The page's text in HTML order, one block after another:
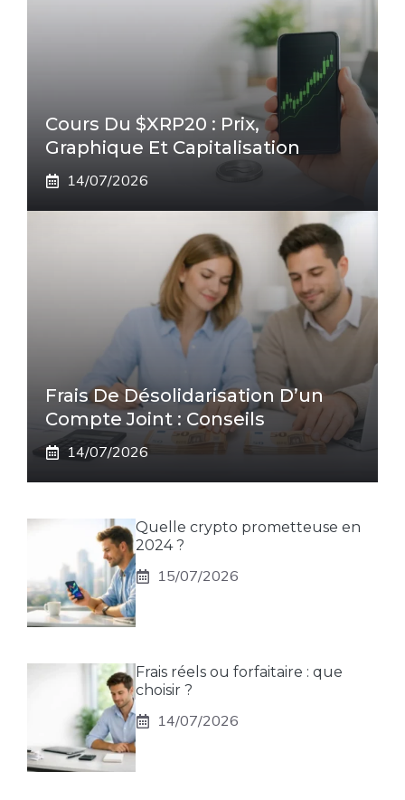
Cours Du $XRP20 : Prix,
Graphique Et Capitalisation
14/07/2026
Frais De Désolidarisation D’un
Compte Joint : Conseils
14/07/2026
Quelle crypto prometteuse en
2024 ?
15/07/2026
Frais réels ou forfaitaire : que
choisir ?
14/07/2026